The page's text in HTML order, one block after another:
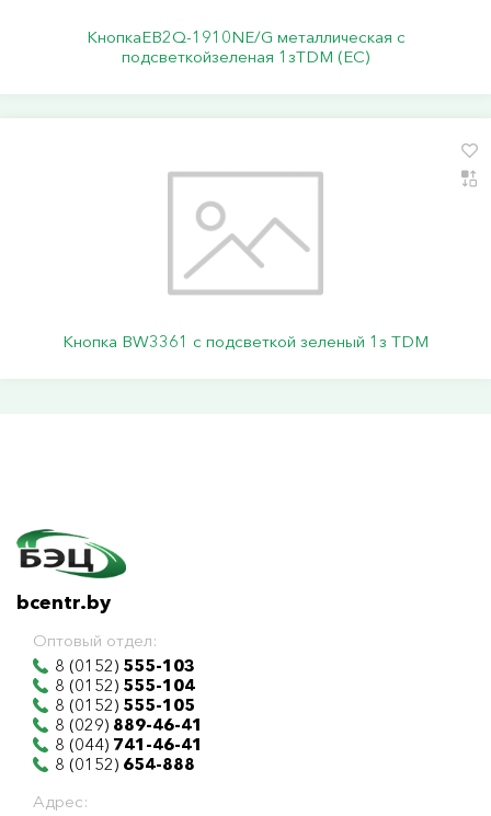
КнопкаEB2Q-1910NE/G металлическая с
подсветкойзеленая 1зTDM (ЕС)
Кнопка BW3361 с подсветкой зеленый 1з TDM
bcentr.by
Оптовый отдел:
8 (0152) 555-103
8 (0152) 555-104
8 (0152) 555-105
8 (029) 889-46-41
8 (044) 741-46-41
8 (0152) 654-888
Адрес: